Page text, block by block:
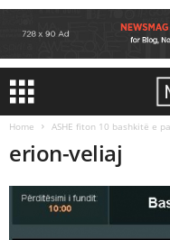
Home ASHE fiton 10 bashkitë e
erion-veliaj